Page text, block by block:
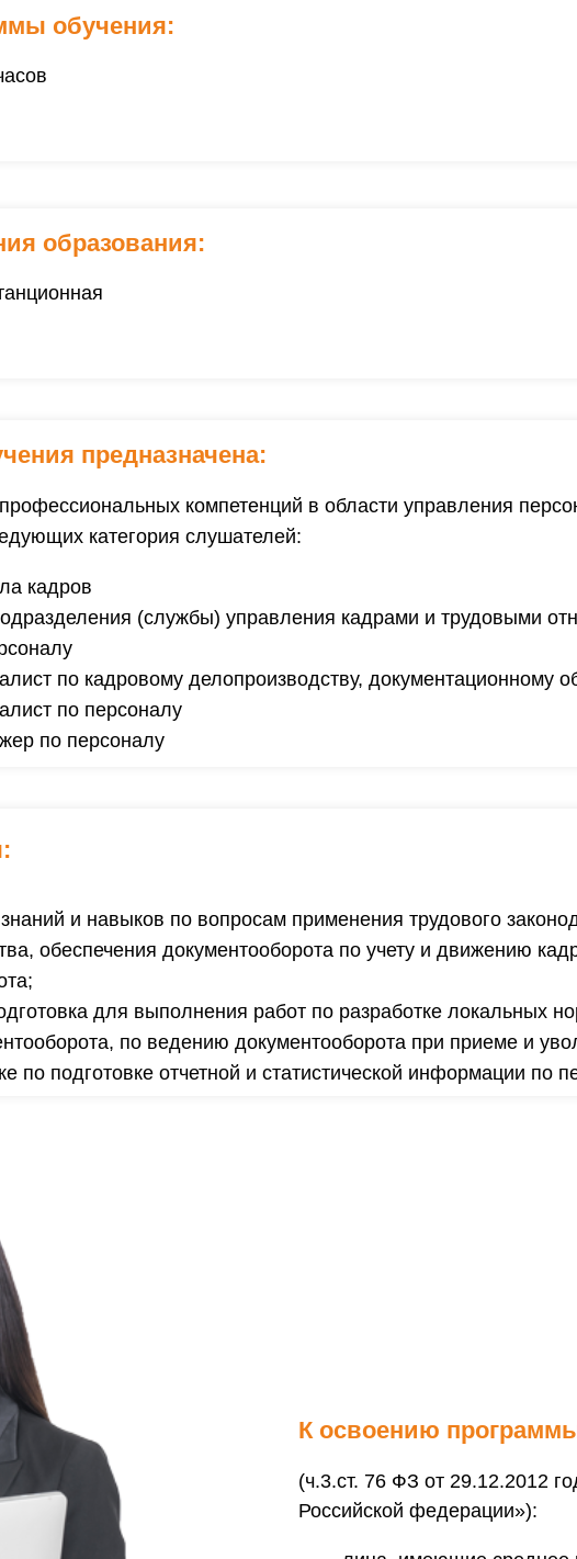
компетенций в области управления
категория слушателей:
кадров
(службы) управления кадрами и трудовыми
по кадровому делопроизводству, документационному
по персоналу
по персоналу
предназначена:
обучения:
образования:
и навыков по вопросам применения трудового
обеспечения документооборота по учету и движению
для выполнения работ по разработке локальных
по ведению документооборота при приеме и
по подготовке отчетной и статистической информации по
К освоению
(ч.3.ст. 76 ФЗ от 29.12.2012
Российской федерации»):